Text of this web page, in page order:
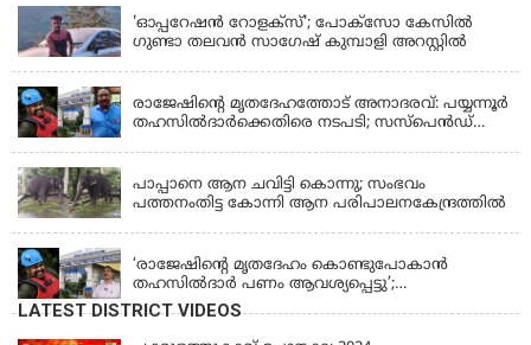
'ഓപ്പറേഷൻ റോളക്സ്'; പോക്സോ കേസിൽ
ഗുണ്ടാ തലവൻ സാഗേഷ് കുമ്പാളി അറസ്റ്റിൽ
രാജേഷിന്റെ മൃതദേഹത്തോട് അനാദരവ്: പയ്യന്നൂർ
തഹസിൽദാർക്കെതിരെ നടപടി; സസ്പെൻഡ്
പാപ്പാനെ ആന ചവിട്ടി കൊന്നു; സംഭവം
പത്തനംതിട്ട കോന്നി ആന പരിപാലനകേന്ദ്രത്തിൽ
‘രാജേഷിന്‍റെ മൃതദേഹം കൊണ്ടുപോകാന്‍
തഹസില്‍ദാര്‍ പണം ആവശ്യപ്പെട്ടു’;
ഗുരുതരആരോപണം
LATEST DISTRICT VIDEOS